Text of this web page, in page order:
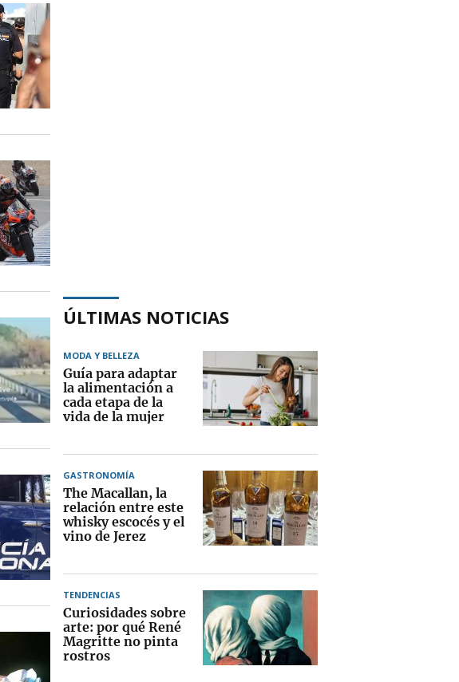
ÚLTIMAS NOTICIAS
MODA Y BELLEZA
Guía para adaptar
la alimentación a
cada etapa de la
vida de la mujer
GASTRONOMÍA
The Macallan, la
relación entre este
whisky escocés y el
vino de Jerez
TENDENCIAS
Curiosidades sobre
arte: por qué René
Magritte no pinta
rostros